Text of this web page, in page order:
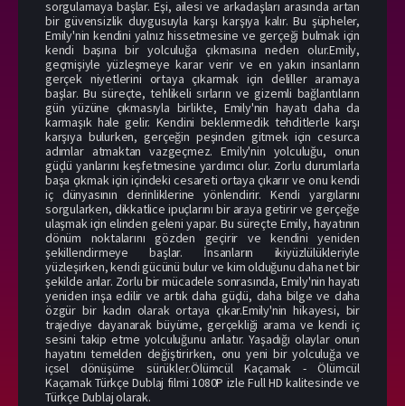
sorgulamaya başlar. Eşi, ailesi ve arkadaşları arasında artan
bir güvensizlik duygusuyla karşı karşıya kalır. Bu şüpheler,
Emily'nin kendini yalnız hissetmesine ve gerçeği bulmak için
kendi başına bir yolculuğa çıkmasına neden olur.Emily,
geçmişiyle yüzleşmeye karar verir ve en yakın insanların
gerçek niyetlerini ortaya çıkarmak için deliller aramaya
başlar. Bu süreçte, tehlikeli sırların ve gizemli bağlantıların
gün yüzüne çıkmasıyla birlikte, Emily'nin hayatı daha da
karmaşık hale gelir. Kendini beklenmedik tehditlerle karşı
karşıya bulurken, gerçeğin peşinden gitmek için cesurca
adımlar atmaktan vazgeçmez. Emily'nin yolculuğu, onun
güçlü yanlarını keşfetmesine yardımcı olur. Zorlu durumlarla
başa çıkmak için içindeki cesareti ortaya çıkarır ve onu kendi
iç dünyasının derinliklerine yönlendirir. Kendi yargılarını
sorgularken, dikkatlice ipuçlarını bir araya getirir ve gerçeğe
ulaşmak için elinden geleni yapar. Bu süreçte Emily, hayatının
dönüm noktalarını gözden geçirir ve kendini yeniden
şekillendirmeye başlar. İnsanların ikiyüzlülükleriyle
yüzleşirken, kendi gücünü bulur ve kim olduğunu daha net bir
şekilde anlar. Zorlu bir mücadele sonrasında, Emily'nin hayatı
yeniden inşa edilir ve artık daha güçlü, daha bilge ve daha
özgür bir kadın olarak ortaya çıkar.Emily'nin hikayesi, bir
trajediye dayanarak büyüme, gerçekliği arama ve kendi iç
sesini takip etme yolculuğunu anlatır. Yaşadığı olaylar onun
hayatını temelden değiştirirken, onu yeni bir yolculuğa ve
içsel dönüşüme sürükler.Ölümcül Kaçamak - Ölümcül
Kaçamak Türkçe Dublaj filmi 1080P izle Full HD kalitesinde ve
Türkçe Dublaj olarak.